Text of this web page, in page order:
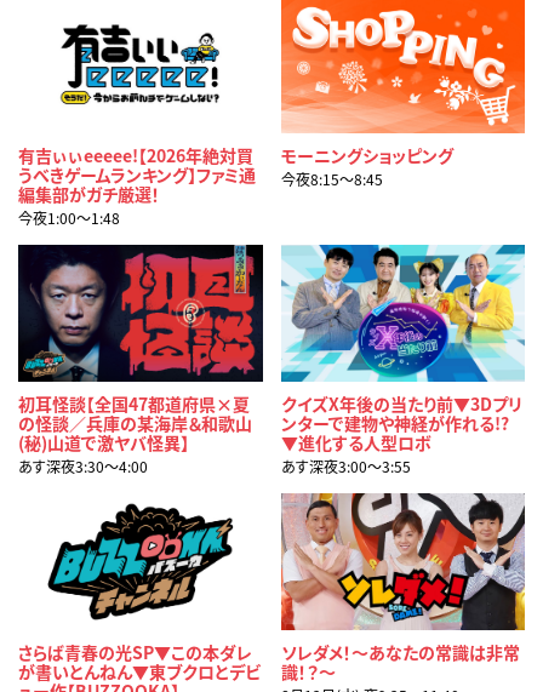
有吉ぃぃeeeee!【2026年絶対買
うべきゲームランキング】ファミ通
編集部がガチ厳選！
今夜1:00〜1:48
モーニングショッピング
今夜8:15〜8:45
初耳怪談【全国47都道府県×夏
の怪談／兵庫の某海岸＆和歌山
(秘)山道で激ヤバ怪異】
あす深夜3:30〜4:00
クイズX年後の当たり前▼3Dプリ
ンターで建物や神経が作れる!?
▼進化する人型ロボ
あす深夜3:00〜3:55
さらば青春の光SP▼この本ダレ
が書いとんねん▼東ブクロとデビ
ソレダメ！～あなたの常識は非常
識！？～